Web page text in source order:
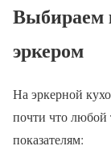
Выбираем
эркером
На эркерной
почти что любой
показателям: